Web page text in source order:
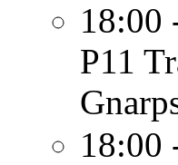
18:00
P11
18:00